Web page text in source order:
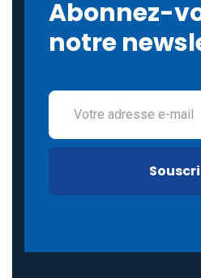
Abonnez-
notre